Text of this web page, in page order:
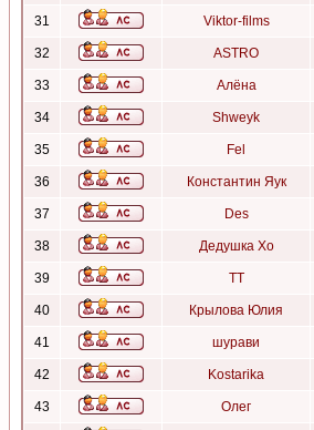
31 Viktor-films
32 ASTRO
33 Алёна
34 Shweyk
35 Fel
36 Константин Яук
37 Des
38 Дедушка Хо
39 ТТ
40 Крылова Юлия
41 шурави
42 Kostarika
43 Олег